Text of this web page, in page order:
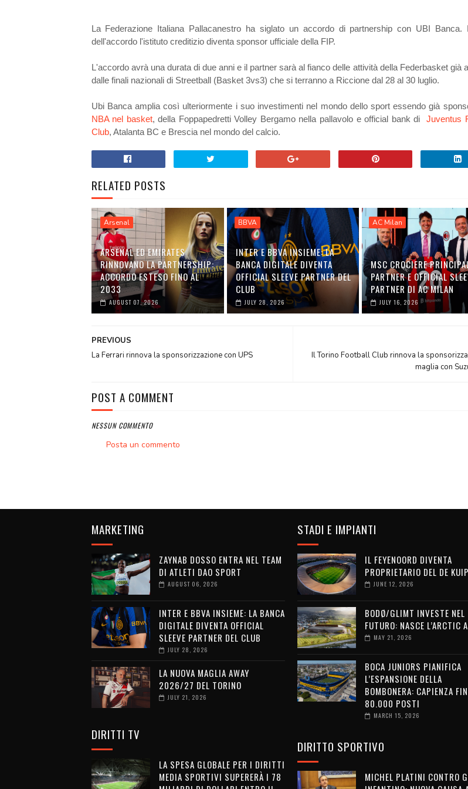
La Federazione Italiana Pallacanestro ha siglato un accordo di partnership con UBI Banca.
dell'accordo l'istituto creditizio diventa sponsor ufficiale della FIP.
L'accordo avrà una durata di due anni e il partner sarà al fianco delle attività della Federbasket già
dalle finali nazionali di Streetball (Basket 3vs3) che si terranno a Riccione dal 28 al 30 luglio.
Ubi Banca amplia così ulteriormente i suo investimenti nel mondo dello sport essendo già
NBA nel basket, della Foppapedretti Volley Bergamo nella pallavolo e official bank diJuventus
Club, Atalanta BC e Brescia nel mondo del calcio.
RELATED POSTS
Arsenal
ARSENAL ED EMIRATES
RINNOVANO LA PARTNERSHIP:
ACCORDO ESTESO FINO AL
2033
AUGUST 07, 2026
BBVA
INTER E BBVA INSIEME: LA
BANCA DIGITALE DIVENTA
OFFICIAL SLEEVE PARTNER DEL
CLUB
JULY 28, 2026
AC Milan
MSC CROCIERE
PARTNER E OFFICIAL
PARTNER DI AC MILAN
JULY 16, 2026
Il Torino Football Club rinnova la
maglia con
PREVIOUS
La Ferrari rinnova la sponsorizzazione con UPS
POST A COMMENT
NESSUN COMMENTO
Posta un commento
MARKETING
ZAYNAB DOSSO ENTRA NEL TEAM
DI ATLETI DAO SPORT
AUGUST 06, 2026
INTER E BBVA INSIEME: LA BANCA
DIGITALE DIVENTA OFFICIAL
SLEEVE PARTNER DEL CLUB
JULY 28, 2026
LA NUOVA MAGLIA AWAY
2026/27 DEL TORINO
JULY 21, 2026
DIRITTI TV
LA SPESA GLOBALE PER I DIRITTI
MEDIA SPORTIVI SUPERERÀ I 78
STADI E IMPIANTI
IL FEYENOORD DIVENTA
PROPRIETARIO DEL DE KUIP
JUNE 12, 2026
BODØ/GLIMT INVESTE NEL
FUTURO: NASCE L’ARCTIC
MAY 21, 2026
BOCA JUNIORS PIANIFICA
L’ESPANSIONE DELLA
BOMBONERA: CAPIENZA
80.000 POSTI
MARCH 15, 2026
DIRITTO SPORTIVO
MICHEL PLATINI CONTRO